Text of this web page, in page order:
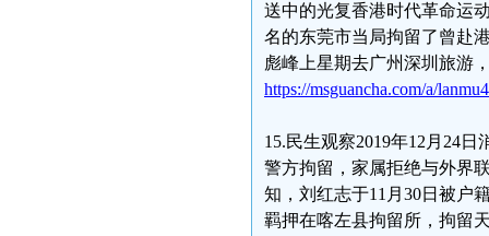
送中的光复香港时代革命运
名的东莞市当局拘留了曾赴
彪峰上星期去广州深圳旅游
https://msguancha.com/a/
15.民生观察2019年12月24
警方拘留，家属拒绝与外界
知，刘红志于11月30日被户
羁押在喀左县拘留所，拘留